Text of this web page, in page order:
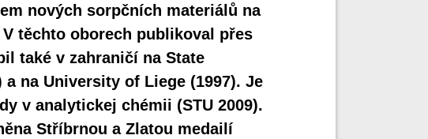
nových sorpčních materiálů na
těchto oborech publikoval přes
také v zahraničí na State
na University of Liege (1997). Je
v analytickej chémii (STU 2009).
Stříbrnou a Zlatou medailí